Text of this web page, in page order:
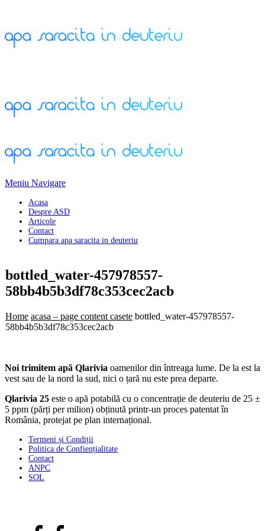
Meniu Navigare
Acasa
Despre ASD
Articole
Contact
Cumpara apa saracita in deuteriu
bottled_water-457978557-
58bb4b5b3df78c353cec2acb
Home acasa – page content casete bottled_water-457978557-
58bb4b5b3df78c353cec2acb
Noi trimitem apă Qlarivia oamenilor din întreaga lume. De la est la
vest sau de la nord la sud, nici o țară nu este prea departe.
Qlarivia 25 este o apă potabilă cu o concentrație de deuteriu de 25 ±
5 ppm (părți per milion) obținută printr-un proces patentat în
România, protejat pe plan internațional.
Termeni și Condiții
Politica de Confiențialitate
Contact
ANPC
SOL